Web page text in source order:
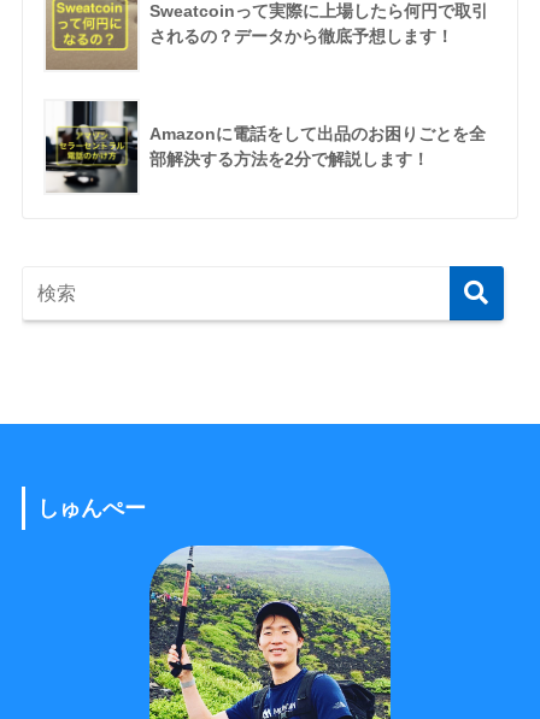
Sweatcoinって実際に上場したら何円で取引
されるの？データから徹底予想します！
Amazonに電話をして出品のお困りごとを全
部解決する方法を2分で解説します！
しゅんぺー